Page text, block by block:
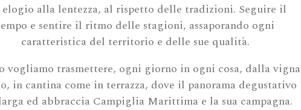
alla lentezza, al rispetto delle tradizioni. Seguire il
e sentire il ritmo delle stagioni, assaporando ogni
caratteristica del territorio e delle sue qualità.
vogliamo trasmettere, ogni giorno in ogni cosa, dalla vigna
in cantina come in terrazza, dove il panorama degustativo
ed abbraccia Campiglia Marittima e la sua campagna.